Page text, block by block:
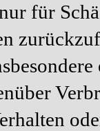
für